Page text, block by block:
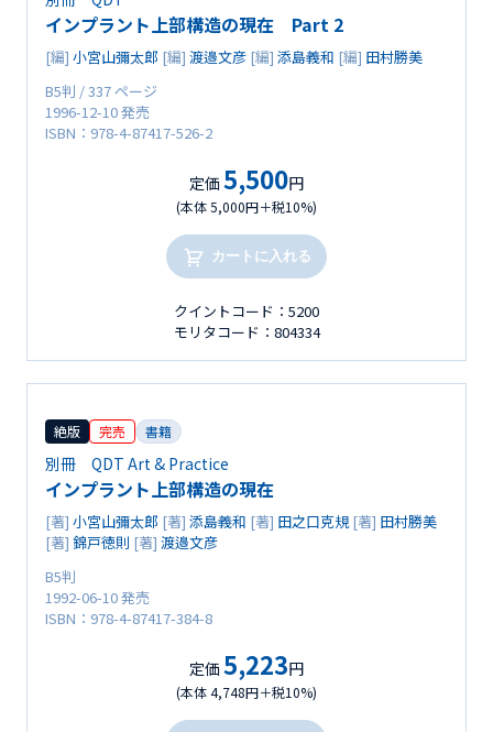
インプラント上部構造の現在 Part 2
[編] 小宮山彌太郎 [編] 渡邉文彦 [編] 添島義和 [編] 田村勝美
B5判 / 337 ページ
1996-12-10 発売
ISBN：978-4-87417-526-2
定価 5,500円
(本体 5,000円＋税10%)
カートに入れる
クイントコード：5200
モリタコード：804334
絶版 完売 書籍
別冊 QDT Art & Practice
インプラント上部構造の現在
[著] 小宮山彌太郎 [著] 添島義和 [著] 田之口克規[著] 田村勝美
[著] 錦戸徳則 [著] 渡邉文彦
B5判
1992-06-10 発売
ISBN：978-4-87417-384-8
定価 5,223円
(本体 4,748円＋税10%)